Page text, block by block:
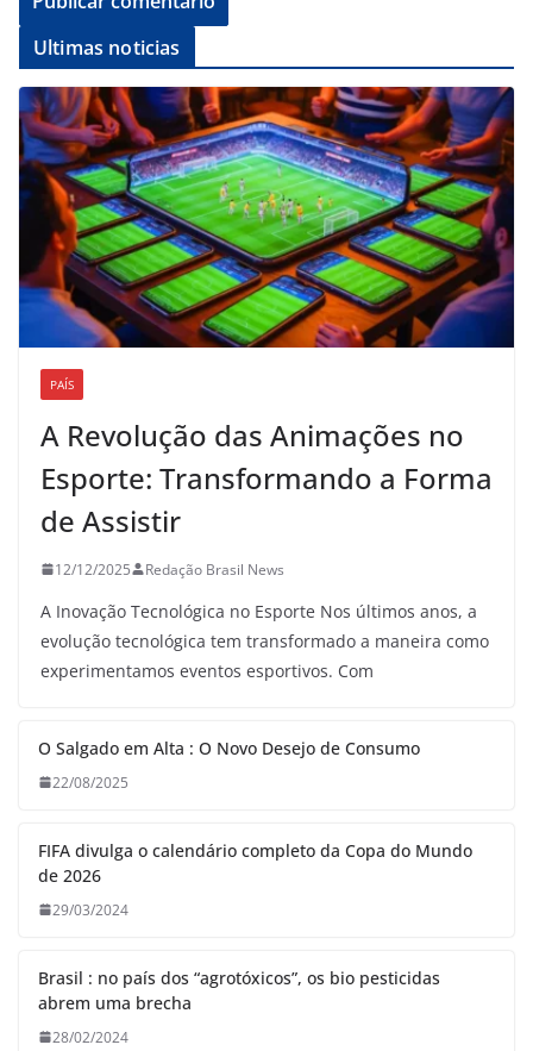
Ultimas noticias
PAÍS
A Revolução das Animações no
Esporte: Transformando a Forma
de Assistir
12/12/2025 Redação Brasil News
A Inovação Tecnológica no Esporte Nos últimos anos, a
evolução tecnológica tem transformado a maneira como
experimentamos eventos esportivos. Com
O Salgado em Alta : O Novo Desejo de Consumo
22/08/2025
FIFA divulga o calendário completo da Copa do Mundo
de 2026
29/03/2024
Brasil : no país dos “agrotóxicos”, os bio pesticidas
abrem uma brecha
28/02/2024